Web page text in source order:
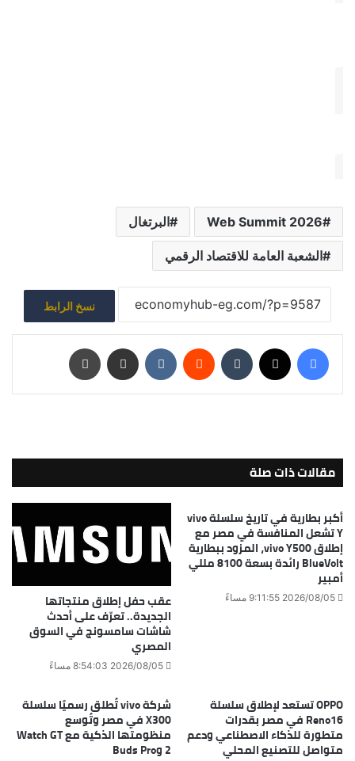
Web Summit 2026 البرتغال
الشعبة العامة للاقتصاد الرقمي
نسخ الرابط
مقالات ذات صلة
أكبر بطارية في تاريخ سلسلة vivo
Y تشعل المنافسة في مصر مع
إطلاق vivo Y500، المزود ببطارية
BlueVolt رائدة بسعة 8100 مللي
أمبير
2026/08/05 9:11:55 مساءً عقب حفل إطلاق منتجاتها
الجديدة.. تعرّف على أحدث
شاشات سامسونج في السوق
المصري
2026/08/05 8:54:03 مساءً
OPPO تستعد لإطلاق سلسلة
Reno16 في مصر بقدرات
متطورة للذكاء الاصطناعي ودعم
متواصل للتصنيع المحلي
شركة vivo تُطلق رسميًا سلسلة
X300 في مصر وتُوسع
منظومتها الذكية مع Watch GT
2 وBuds Pro